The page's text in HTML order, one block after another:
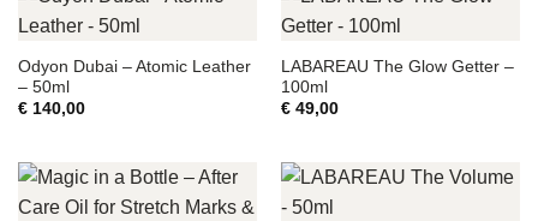
Odyon Dubai – Atomic Leather
– 50ml
€140,00
LABAREAU The Glow Getter –
100ml
€49,00